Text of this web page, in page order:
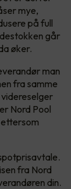
mye,
på full
går
øker.
man
fra samme
Nord Pool
fra Nord
din.